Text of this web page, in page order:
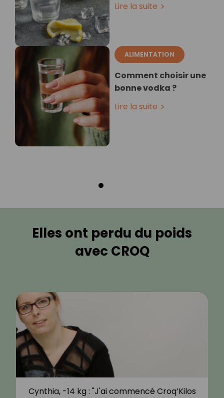
Lire la suite
ALIMENTATION
Comment choisir une
bonne vodka ?
Lire la suite
Elles ont perdu du poids
avec CROQ
Cynthia, -14 kg : "J'ai commencé Croq’Kilos